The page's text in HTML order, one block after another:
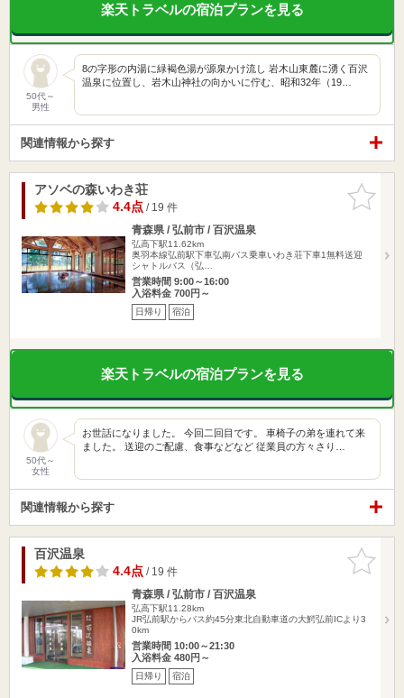
楽天トラベルの宿泊プランを見る
50代～
男性
8の字形の内湯に緑褐色湯が源泉かけ流し 岩木山東麓に湧く百沢
温泉に位置し、岩木山神社の向かいに佇む、昭和32年（19…
関連情報から探す
お気に入
りに追加
アソベの森いわき荘
4.4点/ 19 件
青森県 / 弘前市 / 百沢温泉
弘高下駅11.62km
奥羽本線弘前駅下車弘南バス乗車いわき荘下車1無料送迎
シャトルバス（弘…
営業時間 9:00～16:00
入浴料金 700円～
日帰り 宿泊
楽天トラベルの宿泊プランを見る
50代～
女性
お世話になりました。 今回二回目です。 車椅子の弟を連れて来
ました。 送迎のご配慮、食事などなど 従業員の方々さり…
関連情報から探す
お気に入
りに追加
百沢温泉
4.4点/ 19 件
青森県 / 弘前市 / 百沢温泉
弘高下駅11.28km
JR弘前駅からバス約45分東北自動車道の大鰐弘前ICより3
0km
営業時間 10:00～21:30
入浴料金 480円～
日帰り 宿泊